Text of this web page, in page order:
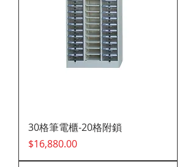
30格筆電櫃-20格附鎖
價格
$16,880.00